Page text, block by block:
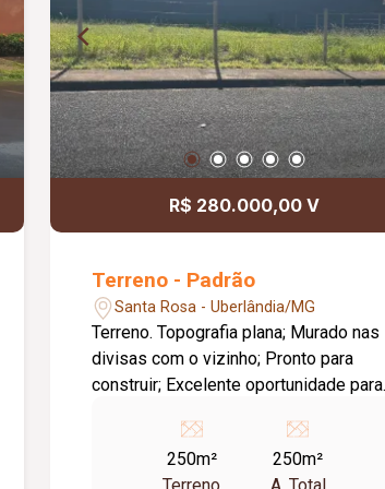
R$ 280.000,00 V
Terreno - Padrão
Santa Rosa - Uberlândia/MG
Terreno. Topografia plana; Murado nas
divisas com o vizinho; Pronto para
construir; Excelente oportunidade para
250m²
250m²